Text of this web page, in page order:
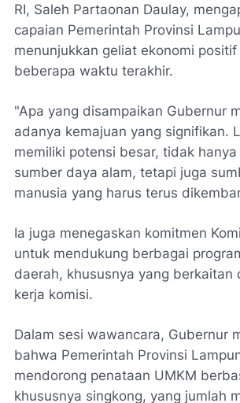
RI, Saleh Partaonan Daulay,
capaian Pemerintah Provinsi
menunjukkan geliat ekonomi
beberapa waktu terakhir.
"Apa yang disampaikan Gubernur
adanya kemajuan yang signifikan.
memiliki potensi besar, tidak
sumber daya alam, tetapi juga
manusia yang harus terus
Ia juga menegaskan komitmen
untuk mendukung berbagai
daerah, khususnya yang berkaitan
kerja komisi.
Dalam sesi wawancara, Gubernur
bahwa Pemerintah Provinsi
mendorong penataan UMKM
khususnya singkong, yang jumlah